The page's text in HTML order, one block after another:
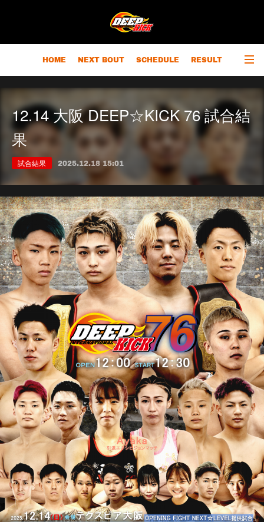
HOME NEXT BOUT SCHEDULE RESULT
RANKING CHAMPIONS OUTLINE
12.14 大阪 DEEP☆KICK 76 試合結
果
試合結果 2025.12.18 15:01